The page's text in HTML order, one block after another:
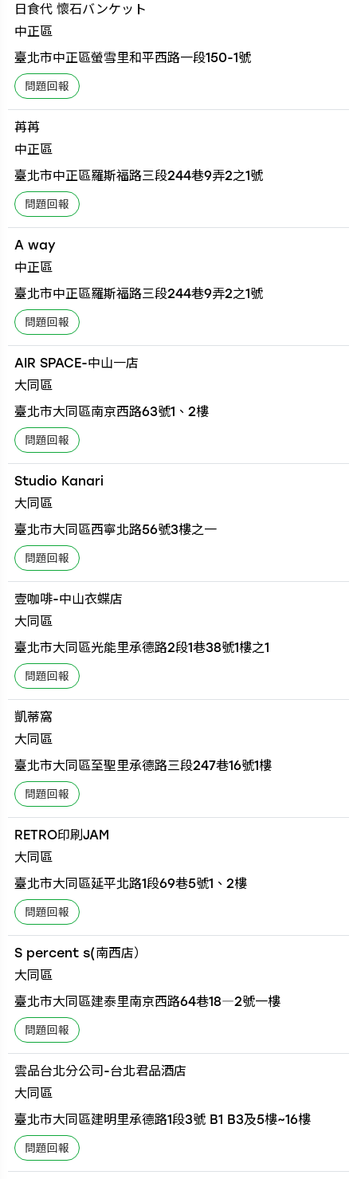
日食代 懷石バンケット
中正區
臺北市中正區螢雪里和平西路一段150-1號
苒苒
中正區
臺北市中正區羅斯福路三段244巷9弄2之1號
A way
中正區
臺北市中正區羅斯福路三段244巷9弄2之1號
AIR SPACE-中山一店
大同區
臺北市大同區南京西路63號1、2樓
Studio Kanari
大同區
臺北市大同區西寧北路56號3樓之一
壹咖啡-中山衣蝶店
大同區
臺北市大同區光能里承德路2段1巷38號1樓之1
凱蒂窩
大同區
臺北市大同區至聖里承德路三段247巷16號1樓
RETRO印刷JAM
大同區
臺北市大同區延平北路1段69巷5號1、2樓
S percent s(南西店）
大同區
臺北市大同區建泰里南京西路64巷18―2號一樓
雲品台北分公司-台北君品酒店
大同區
臺北市大同區建明里承德路1段3號 B1 B3及5樓~16樓